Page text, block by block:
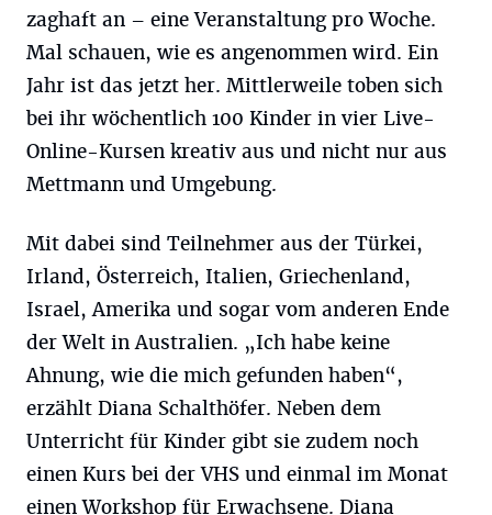
zaghaft an – eine Veranstaltung pro Woche.
Mal schauen, wie es angenommen wird. Ein
Jahr ist das jetzt her. Mittlerweile toben sich
bei ihr wöchentlich 100 Kinder in vier Live-
Online-Kursen kreativ aus und nicht nur aus
Mettmann und Umgebung.
Mit dabei sind Teilnehmer aus der Türkei,
Irland, Österreich, Italien, Griechenland,
Israel, Amerika und sogar vom anderen Ende
der Welt in Australien. „Ich habe keine
Ahnung, wie die mich gefunden haben“,
erzählt Diana Schalthöfer. Neben dem
Unterricht für Kinder gibt sie zudem noch
einen Kurs bei der VHS und einmal im Monat
einen Workshop für Erwachsene. Diana